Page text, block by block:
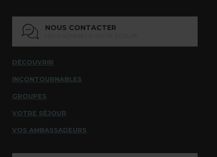
NOUS CONTACTER
DÉCOUVRIR
INCONTOURNABLES
GROUPES
VOTRE SÉJOUR
VOS AMBASSADEURS